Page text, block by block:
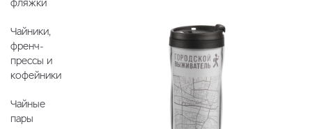
фляжки
Чайники,
френч-
прессы и
кофейники
Чайные
пары